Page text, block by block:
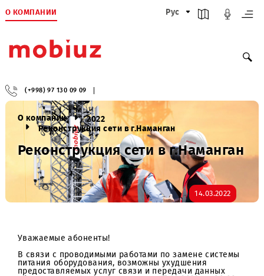
О КОМПАНИИ Рус
(+998) 97 130 09 09
О компании
2022
Реконструкция сети в г.Наманган
Реконструкция сети в
Уважаемые абоненты!